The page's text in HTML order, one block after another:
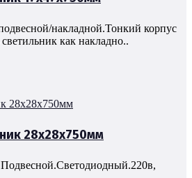
накладной.Тонкий корпус
как накладно..
28х28х750мм